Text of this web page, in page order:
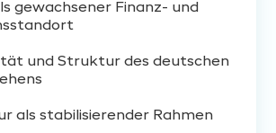
gewachsener Finanz- und
und Struktur des deutschen
als stabilisierender Rahmen